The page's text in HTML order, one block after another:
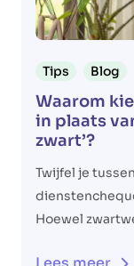
Tips Blog
Waarom
in plaats
zwart’?
Twijfel je
Hoewel